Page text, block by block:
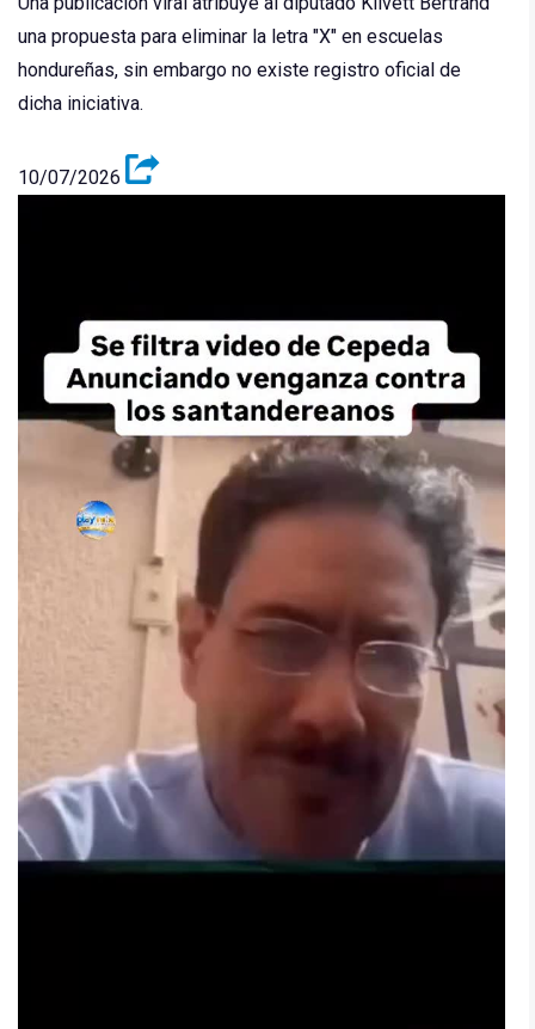
una propuesta para eliminar la letra "X" en escuelas
hondureñas, sin embargo no existe registro oficial de
dicha iniciativa.
10/07/2026